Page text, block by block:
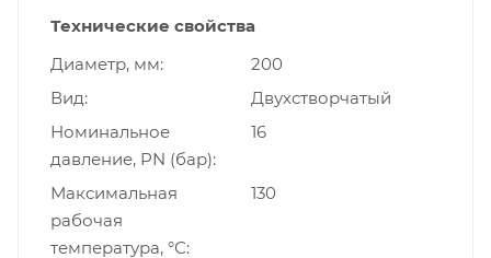
Технические свойства
Диаметр, мм
200
Вид
Двухстворчатый
Номинальное
давление, PN (бар)
16
Максимальная
рабочая
температура, °С
130